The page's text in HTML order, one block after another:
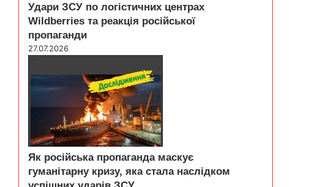
Удари ЗСУ по логістичних центрах
Wildberries та реакція російської
пропаганди
27.07.2026
Як російська пропаганда маскує
гуманітарну кризу, яка стала наслідком